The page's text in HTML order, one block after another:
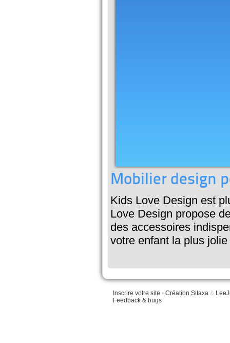
Mobilier design
Kids Love Design est
Love Design propose
des accessoires
votre enfant la plus
Inscrire votre site • Création Sitaxa &
Feedback & bugs